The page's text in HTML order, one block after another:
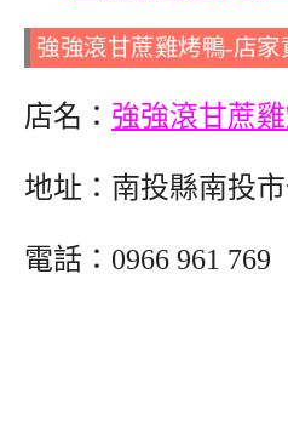
強強滾甘蔗雞烤鴨-店家
店名： 強強滾甘蔗
地址：南投縣南投
電話： 0966 961 769